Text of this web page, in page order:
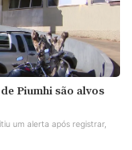
Piumhi são alvos
um alerta após registrar,